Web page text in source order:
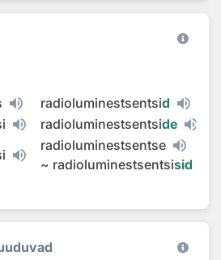
radioluminestsentsid
radioluminestsentside
radioluminestsentse
~ radioluminestsentsisid